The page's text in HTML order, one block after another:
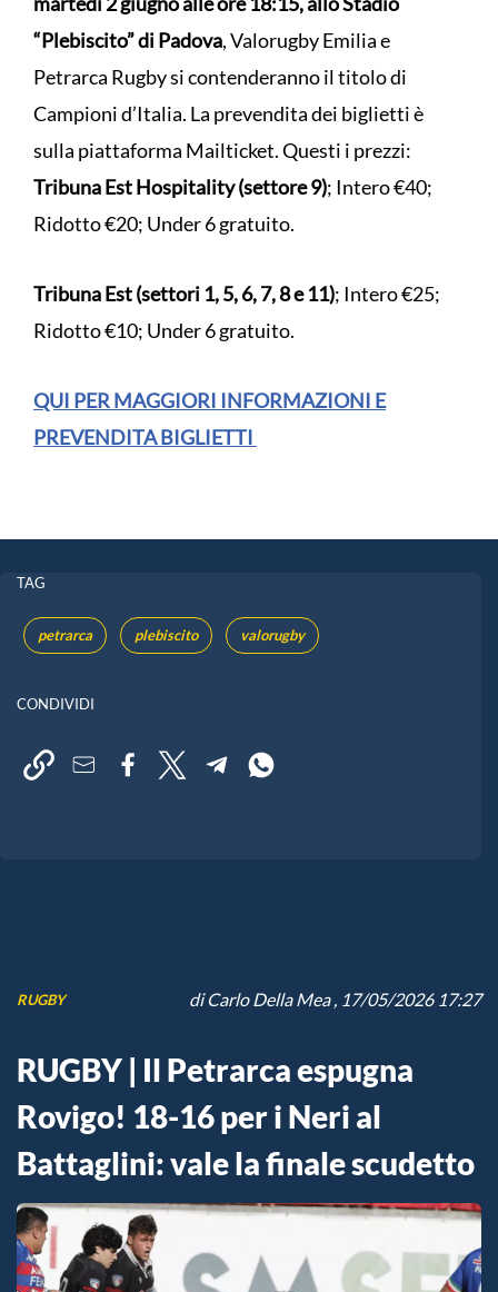
“Plebiscito” di Padova, Valorugby Emilia e
Petrarca Rugby si contenderanno il titolo di
Campioni d’Italia. La prevendita dei biglietti è
sulla piattaforma Mailticket. Questi i prezzi:
Tribuna Est Hospitality (settore 9); Intero €40;
Ridotto €20; Under 6 gratuito.
Tribuna Est (settori 1, 5, 6, 7, 8 e 11); Intero €25;
Ridotto €10; Under 6 gratuito.
QUI PER MAGGIORI INFORMAZIONI E
PREVENDITA BIGLIETTI
TAG
petrarca plebiscito valorugby
CONDIVIDI
RUGBY diCarlo Della Mea, 17/05/2026 17:27
RUGBY | Il Petrarca espugna
Rovigo! 18-16 per i Neri al
Battaglini: vale la finale scudetto